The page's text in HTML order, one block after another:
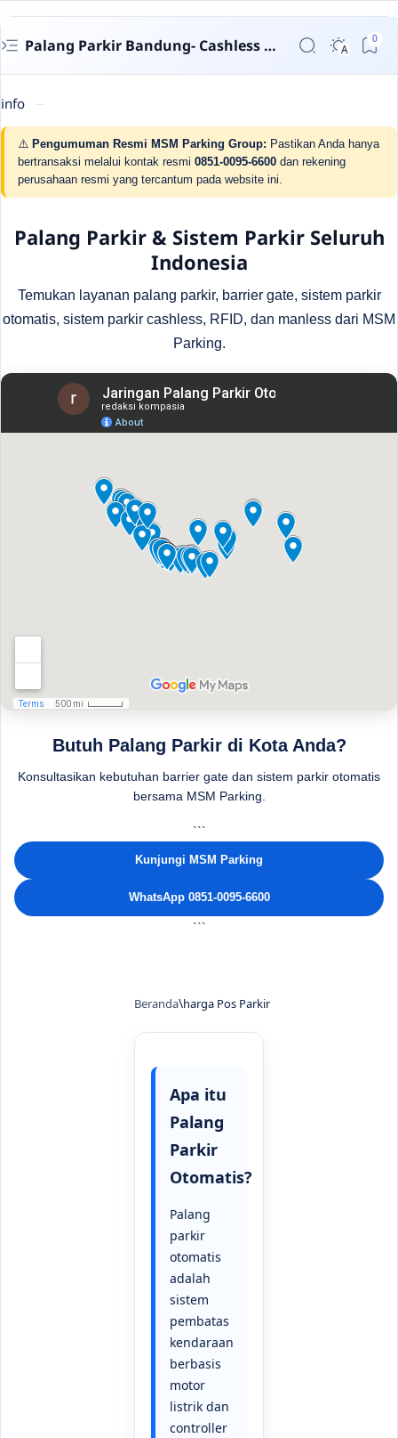
Palang Parkir Bandung- Cashless untuk Perumahan & Gedung | MSM Parking
info
⚠️ Pengumuman Resmi MSM Parking Group: Pastikan Anda hanya
bertransaksi melalui kontak resmi 0851-0095-6600 dan rekening
perusahaan resmi yang tercantum pada website ini.
Palang Parkir & Sistem Parkir Seluruh
Indonesia
Temukan layanan palang parkir, barrier gate, sistem parkir
otomatis, sistem parkir cashless, RFID, dan manless dari MSM
Parking.
Butuh Palang Parkir di Kota Anda?
Konsultasikan kebutuhan barrier gate dan sistem parkir otomatis
bersama MSM Parking.
```
Kunjungi MSM Parking
WhatsApp 0851-0095-6600
```
Beranda harga Pos Parkir
Apa itu
Palang
Parkir
Otomatis?
Palang
parkir
otomatis
adalah
sistem
pembatas
kendaraan
berbasis
motor
listrik dan
controller